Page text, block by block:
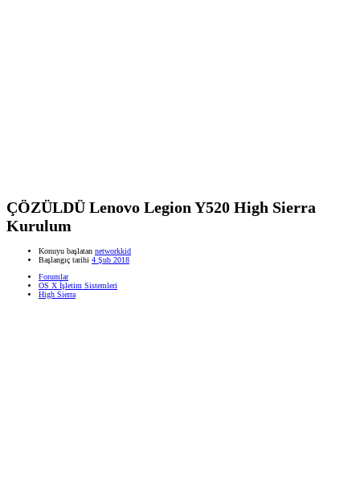
ÇÖZÜLDÜ Lenovo Legion Y520 High Sierra
Kurulum
Konuyu başlatan networkkid
Başlangıç tarihi 4 Şub 2018
Forumlar
OS X İşletim Sistemleri
High Sierra